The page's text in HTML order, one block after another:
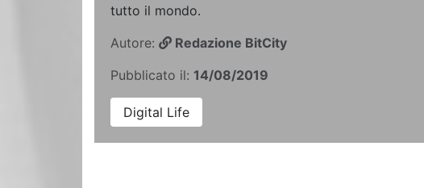
tutto il mondo.
Autore:
Redazione BitCity
Pubblicato il: 14/08/2019
Digital Life